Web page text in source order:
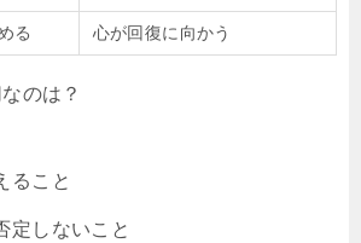
る 心が回復に向かう
のは？
ること
定しないこと